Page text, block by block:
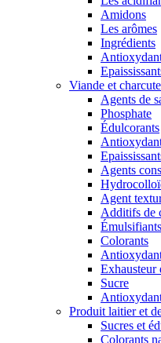
Amidons
Les arômes
Ingrédients
Viande et
Agents de
Phosphate
Édulcorants
Agents
Agent
Additifs de
Colorants
Exhausteur
Sucre
Produit laitier et
Sucres et
Colorants